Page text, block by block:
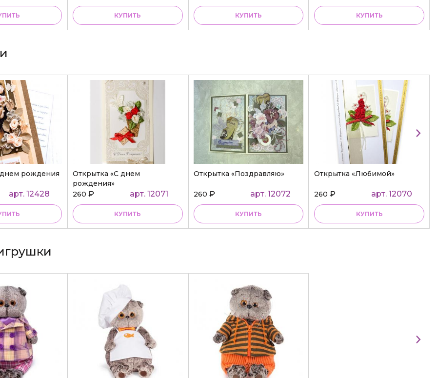
КУПИТЬ КУПИТЬ КУПИТЬ
рождения
арт. 12428
Открытка «С днем
рождения»
260 ₽ арт. 12071
КУПИТЬ
Открытка «Поздравляю»
260 ₽ арт. 12072
КУПИТЬ
Открытка «Любимой»
260₽ арт. 12070
КУПИТЬ